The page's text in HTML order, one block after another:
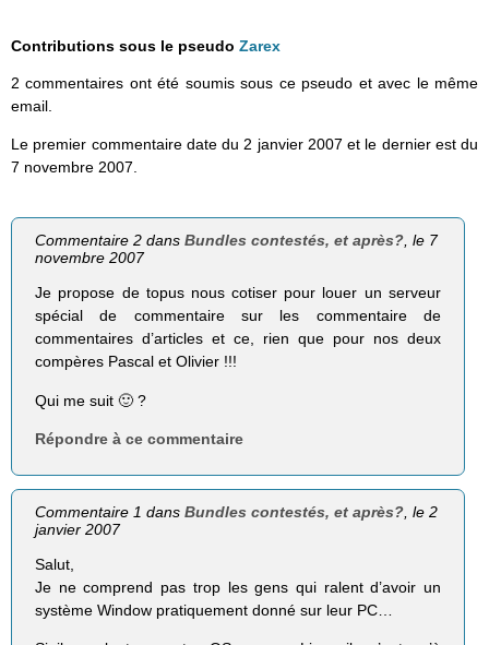
Contributions sous le pseudo Zarex
2 commentaires ont été soumis sous ce pseudo et avec le même
email.
Le premier commentaire date du 2 janvier 2007 et le dernier est du
7 novembre 2007.
Commentaire 2 dansBundles contestés, et après?, le 7
novembre 2007
Je propose de topus nous cotiser pour louer un serveur
spécial de commentaire sur les commentaire de
commentaires d’articles et ce, rien que pour nos deux
compères Pascal et Olivier !!!
Qui me suit 🙂 ?
Répondre à ce commentaire
Commentaire 1 dansBundles contestés, et après? , le 2
janvier 2007
Salut,
Je ne comprend pas trop les gens qui ralent d’avoir un
système Window pratiquement donné sur leur PC…